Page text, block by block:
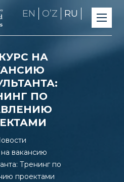
EN OʼZ RU
НА
ПО
вакансию
Тренинг по
проектами